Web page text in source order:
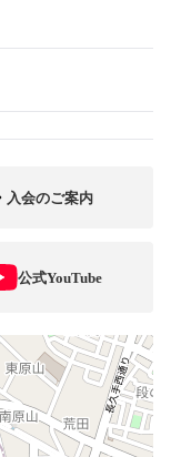
入会のご案内
公式YouTube
自立支援医療